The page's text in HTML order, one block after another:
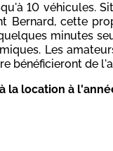
10 véhicules.
Bernard, cette
minutes
Les
bénéficieront de
la location à